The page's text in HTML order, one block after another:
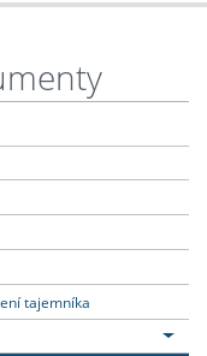
tajemníka